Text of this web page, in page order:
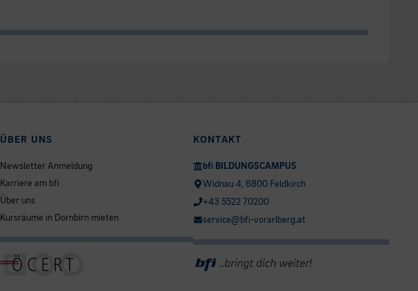
ÜBER UNS
Newsletter Anmeldung
Karriere am bfi
Über uns
Kursräume in Dornbirn mieten
KONTAKT
bfi BILDUNGSCAMPUS
Widnau 4, 6800 Feldkirch
+43 5522 70200
service@bfi-vorarlberg.at